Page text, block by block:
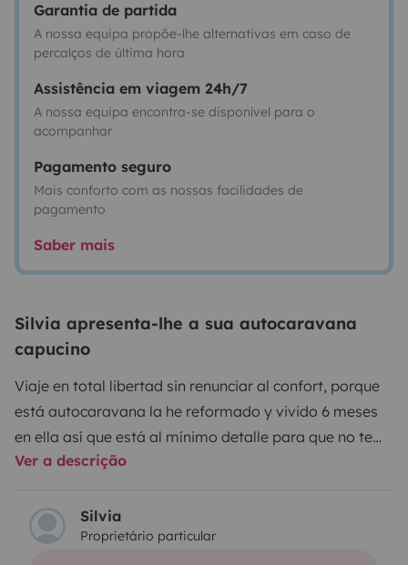
Garantia de partida
A nossa equipa propõe-lhe alternativas em caso de
percalços de última hora
Assistência em viagem 24h/7
A nossa equipa encontra-se disponível para o
acompanhar
Pagamento seguro
Mais conforto com as nossas facilidades de
pagamento
Saber mais
Silvia apresenta-lhe a sua autocaravana
capucino
Viaje en total libertad sin renunciar al confort, porque
está autocaravana la he reformado y vivido 6 meses
en ella así que está al mínimo detalle para que no te
falte de nada. Es compacta y súper manejable ya que
playa y duerme escuchando los grillos y el sonido del
mar en estos colchones y almohadas nuevas super
Ver a descrição
Silvia
Proprietário particular